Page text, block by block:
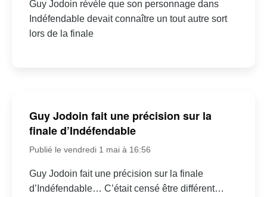
Guy Jodoin révèle que son personnage dans
Indéfendable devait connaître un tout autre sort
lors de la finale
Guy Jodoin fait une précision sur la
finale d’Indéfendable
Publié le vendredi 1 mai à 16:56
Guy Jodoin fait une précision sur la finale
d’Indéfendable… C’était censé être différent…